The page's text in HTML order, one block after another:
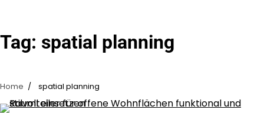
Tag: spatial planning
Home spatial planning